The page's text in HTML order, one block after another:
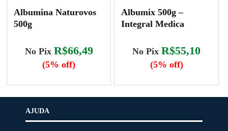
No Pix R$66,49
(5% off)
Albumina Naturovos
500g
Este
produto
várias
No Pix R$55,10
(5% off)
Albumix 500g –
Integral Medica
AJUDA